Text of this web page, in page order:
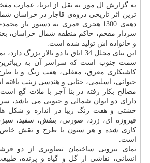
به گزارش ال مور به نقل از ایرنا، عمارت
ترین اثر تاریخی دروه‌ی قاجار در خراسان
دهه‌ی 1300 هجری قمری به دستور یار
سردار مفخم، حاكم منطقه شمال خراسان،
و خانواده اش تولید شده است.
این بنای مجلل 34 اتاق با دو تالار
سمت جنوب است كه سراسر آن به زیباترین
كاشیكاری معرق، معقلی، هفت رنگ و با
حیوانی، اسلیمی، ختایی و هندسی زینت یافته
مصالح بكار رفته در بنا آجر با ملات گچ
دارای دو ایوان شمالی و جنوبی می باشد،
خشتی و هفت رنگ زیبا در اندازه و شكل
فیروزه ای، زرد، صورتی، بنفش، سفید،
كاری شده و هر ستون با طرح و نقش خاص
است.
نمای بیرونی ساختمان تصاویری از دو
انسانی، نقاشی از گل و گیاه و پرنده،